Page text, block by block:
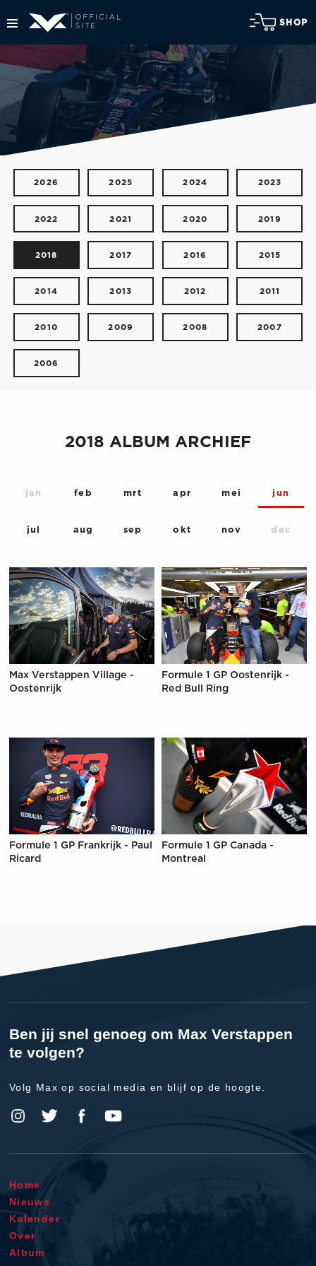
SHOP
2026 2025 2024 2023
2022 2021 2020 2019
2018 2017 2016 2015
2014 2013 2012 2011
2010 2009 2008 2007
2006
2018 ALBUM ARCHIEF
jan feb mrt apr mei jun
jul aug sep okt nov dec
Max Verstappen Village -
Oostenrijk
Formule 1 GP Oostenrijk -
Red Bull Ring
Formule 1 GP Frankrijk - Paul
Ricard
Formule 1 GP Canada -
Montreal
Ben jij snel genoeg om Max Verstappen
te volgen?
Volg Max op social media en blijf op de hoogte.
Home
Nieuws
Kalender
Over
Album